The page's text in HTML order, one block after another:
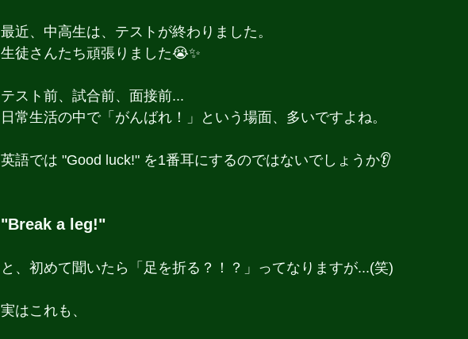
最近、中高生は、テストが終わりました。
生徒さんたち頑張りました😭✨
テスト前、試合前、面接前...
日常生活の中で「がんばれ！」という場面、多いですよね。
英語では "Good luck!" を1番耳にするのではないでしょうか👂
"Break a leg!"
と、初めて聞いたら「足を折る？！？」ってなりますが...(笑)
実はこれも、